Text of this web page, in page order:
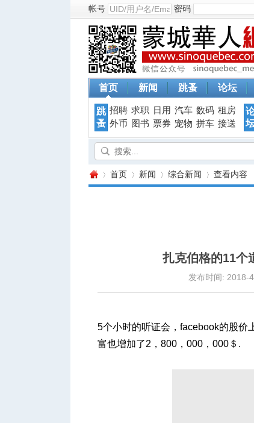
帐号 密码
首页 新闻 跳蚤 论坛
跳
蚤
招聘 求职 日用 汽车 数码 租房
外币
图书 票券 宠物 拼车 接送
首页 新闻 综合新闻 查看内容
扎克伯格的11个
发布时间: 2018-
5个小时的听证会，facebook的股价
富也增加了2，800，000，000＄.